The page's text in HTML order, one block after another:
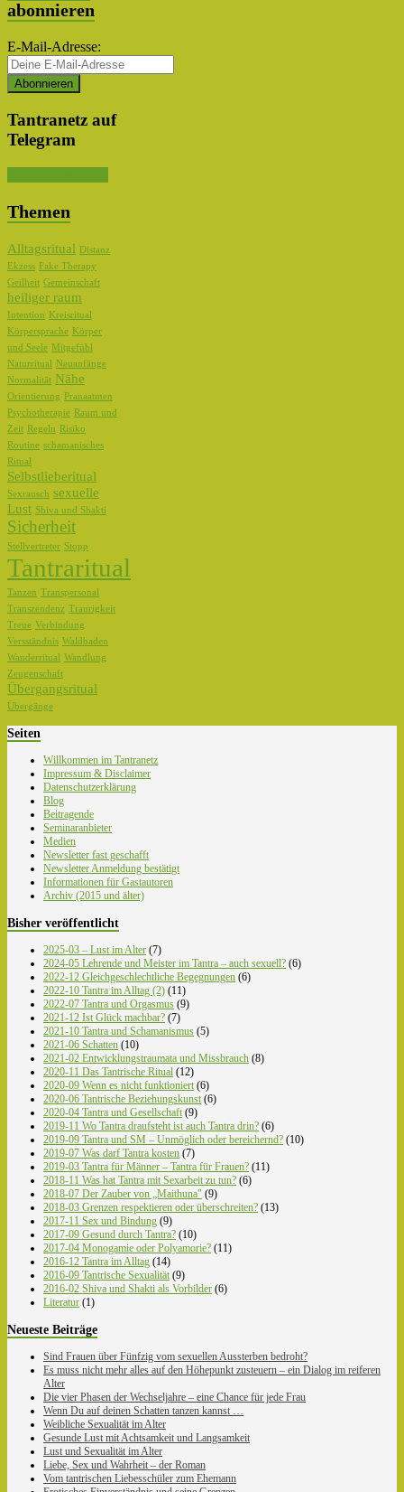
abonnieren
E-Mail-Adresse:
Tantranetz auf
Telegram
Themen
Alltagsritual
Distanz
Ekzess Fake Therapy
Geilheit Gemeinschaft
heiliger raum
Intention
Kreisritual
Körpersprache Körper
und Seele Mitgefühl
Naturritual
Neuanfänge
Normalität Nähe
Orientierung
Pranaatmen
Psychotherapie Raum und
Zeit Regeln
Risiko
Routine schamanisches
Ritual
Selbstlieberitual
Sexrausch sexuelle
Lust Shiva und Shakti
Sicherheit
Stellvertreter Stopp
Tantraritual
Tanzen Transpersonal
Transzendenz Traurigkeit
Treue Verbindung
Versständnis Waldbaden
Wanderritual Wandlung
Zeugenschaft
Übergangsritual
Übergänge
Seiten
Willkommen im Tantranetz
Impressum & Disclaimer
Datenschutzerklärung
Blog
Beitragende
Seminaranbieter
Medien
Newsletter fast geschafft
Newsletter Anmeldung bestätigt
Informationen für Gastautoren
Archiv (2015 und älter)
Bisher veröffentlicht
2025-03 – Lust im Alter (7)
2024-05 Lehrende und Meister im Tantra – auch sexuell? (6)
2022-12 Gleichgeschlechtliche Begegnungen (6)
2022-10 Tantra im Alltag (2) (11)
2022-07 Tantra und Orgasmus (9)
2021-12 Ist Glück machbar? (7)
2021-10 Tantra und Schamanismus (5)
2021-06 Schatten (10)
2021-02 Entwicklungstraumata und Missbrauch (8)
2020-11 Das Tantrische Ritual (12)
2020-09 Wenn es nicht funktioniert (6)
2020-06 Tantrische Beziehungskunst (6)
2020-04 Tantra und Gesellschaft (9)
2019-11 Wo Tantra draufsteht ist auch Tantra drin? (6)
2019-09 Tantra und SM – Unmöglich oder bereichernd? (10)
2019-07 Was darf Tantra kosten (7)
2019-03 Tantra für Männer – Tantra für Frauen? (11)
2018-11 Was hat Tantra mit Sexarbeit zu tun? (6)
2018-07 Der Zauber von „Maithuna" (9)
2018-03 Grenzen respektieren oder überschreiten? (13)
2017-11 Sex und Bindung (9)
2017-09 Gesund durch Tantra? (10)
2017-04 Monogamie oder Polyamorie? (11)
2016-12 Tantra im Alltag (14)
2016-09 Tantrische Sexualität (9)
2016-02 Shiva und Shakti als Vorbilder (6)
Literatur (1)
Neueste Beiträge
Sind Frauen über Fünfzig vom sexuellen Aussterben bedroht?
Es muss nicht mehr alles auf den Höhepunkt zusteuern – ein Dialog im reiferen
Alter
Die vier Phasen der Wechseljahre – eine Chance für jede Frau
Wenn Du auf deinen Schatten tanzen kannst …
Weibliche Sexualität im Alter
Gesunde Lust mit Achtsamkeit und Langsamkeit
Lust und Sexualität im Alter
Liebe, Sex und Wahrheit – der Roman
Vom tantrischen Liebesschüler zum Ehemann